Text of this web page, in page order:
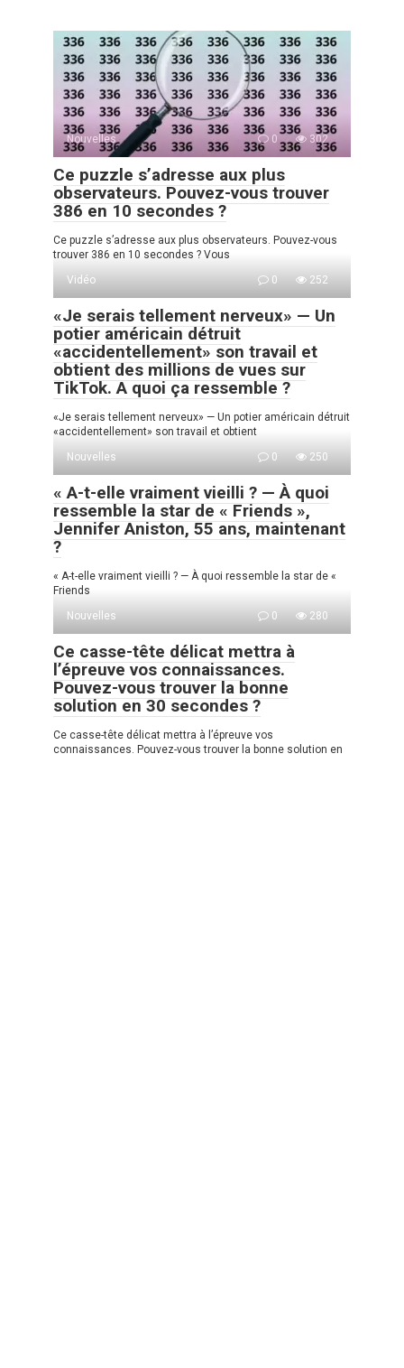
Nouvelles 0 302
Ce puzzle s’adresse aux plus
observateurs. Pouvez-vous trouver
386 en 10 secondes ?
Ce puzzle s’adresse aux plus observateurs. Pouvez-vous
trouver 386 en 10 secondes ? Vous
Vidéo
0 252
«Je serais tellement nerveux» — Un
potier américain détruit
«accidentellement» son travail et
obtient des millions de vues sur
TikTok. A quoi ça ressemble ?
«Je serais tellement nerveux» — Un potier américain détruit
«accidentellement» son travail et obtient
Nouvelles
0 250
« A-t-elle vraiment vieilli ? — À quoi
ressemble la star de « Friends »,
Jennifer Aniston, 55 ans, maintenant
?
« A-t-elle vraiment vieilli ? — À quoi ressemble la star de «
Friends
Nouvelles
0 280
Ce casse-tête délicat mettra à
l’épreuve vos connaissances.
Pouvez-vous trouver la bonne
solution en 30 secondes ?
Ce casse-tête délicat mettra à l’épreuve vos
connaissances. Pouvez-vous trouver la bonne solution en